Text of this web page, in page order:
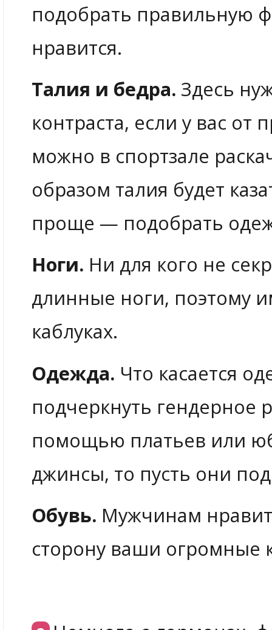
подобрать правильную
нравится.
Талия и бедра. Здесь
контраста, если у вас от
можно в спортзале
образом талия будет
проще — подобрать
Ноги. Ни для кого не
длинные ноги, поэтому
каблуках.
Одежда. Что касается
подчеркнуть гендерное
помощью платьев или
джинсы, то пусть они
Обувь. Мужчинам
сторону ваши огромные